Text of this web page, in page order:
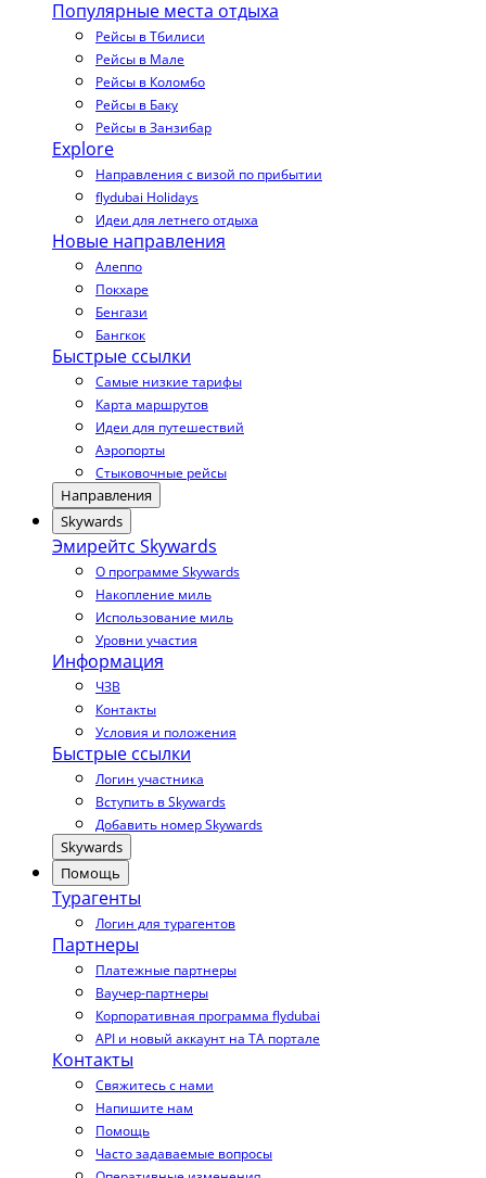
Популярные места отдыха
Рейсы в Тбилиси
Рейсы в Мале
Рейсы в Коломбо
Рейсы в Баку
Рейсы в Занзибар
Explore
Направления с визой по прибытии
flydubai Holidays
Идеи для летнего отдыха
Новые направления
Алеппо
Покхаре
Бенгази
Бангкок
Быстрые ссылки
Самые низкие тарифы
Карта маршрутов
Идеи для путешествий
Аэропорты
Стыковочные рейсы
Направления
Skywards
Эмирейтс Skywards
О программе Skywards
Накопление миль
Использование миль
Уровни участия
Информация
ЧЗВ
Контакты
Условия и положения
Быстрые ссылки
Логин участника
Вступить в Skywards
Добавить номер Skywards
Skywards
Помощь
Турагенты
Логин для турагентов
Партнеры
Платежные партнеры
Ваучер-партнеры
Корпоративная программа flydubai
API и новый аккаунт на TA портале
Контакты
Свяжитесь с нами
Напишите нам
Помощь
Часто задаваемые вопросы